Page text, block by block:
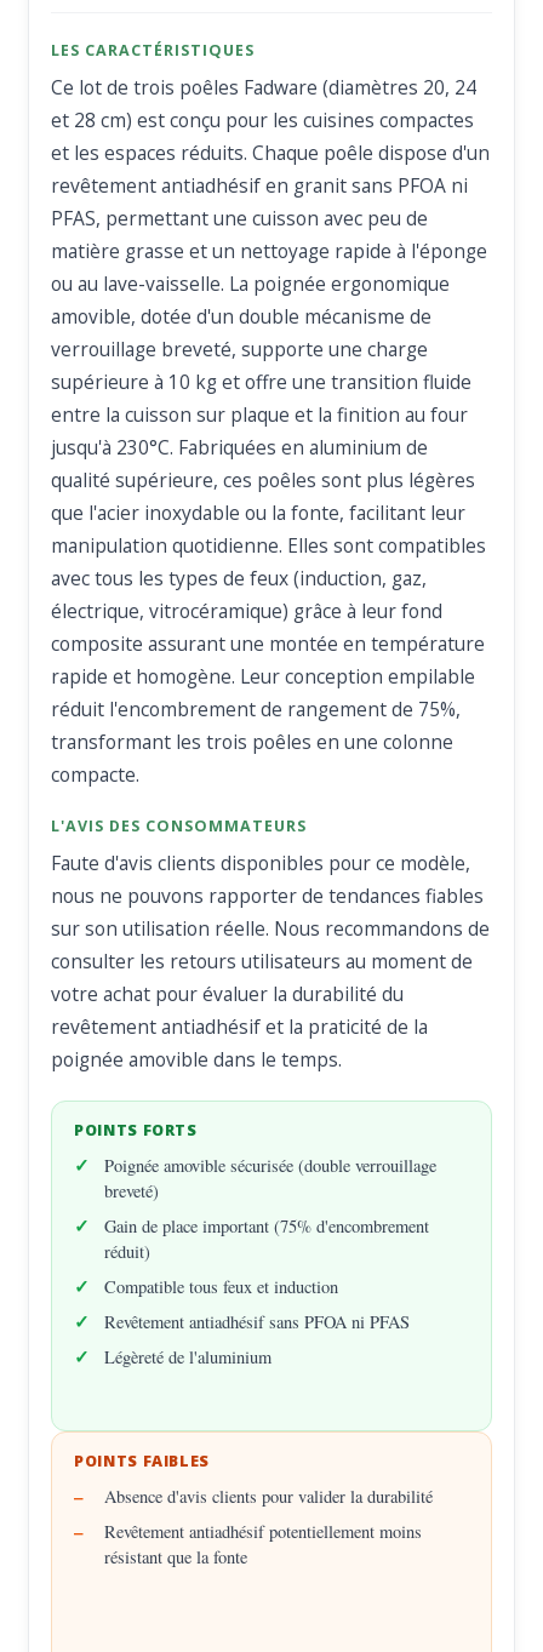
LES CARACTÉRISTIQUES
Ce lot de trois poêles Fadware (diamètres 20, 24
et 28 cm) est conçu pour les cuisines compactes
et les espaces réduits. Chaque poêle dispose d'un
revêtement antiadhésif en granit sans PFOA ni
PFAS, permettant une cuisson avec peu de
matière grasse et un nettoyage rapide à l'éponge
ou au lave-vaisselle. La poignée ergonomique
amovible, dotée d'un double mécanisme de
verrouillage breveté, supporte une charge
supérieure à 10 kg et offre une transition fluide
entre la cuisson sur plaque et la finition au four
jusqu'à 230°C. Fabriquées en aluminium de
qualité supérieure, ces poêles sont plus légères
que l'acier inoxydable ou la fonte, facilitant leur
manipulation quotidienne. Elles sont compatibles
avec tous les types de feux (induction, gaz,
électrique, vitrocéramique) grâce à leur fond
composite assurant une montée en température
rapide et homogène. Leur conception empilable
réduit l'encombrement de rangement de 75%,
transformant les trois poêles en une colonne
compacte.
L'AVIS DES CONSOMMATEURS
Faute d'avis clients disponibles pour ce modèle,
nous ne pouvons rapporter de tendances fiables
sur son utilisation réelle. Nous recommandons de
consulter les retours utilisateurs au moment de
votre achat pour évaluer la durabilité du
revêtement antiadhésif et la praticité de la
poignée amovible dans le temps.
POINTS FORTS
Poignée amovible sécurisée (double verrouillage
breveté)
Gain de place important (75% d'encombrement
réduit)
Compatible tous feux et induction
Revêtement antiadhésif sans PFOA ni PFAS
Légèreté de l'aluminium
POINTS FAIBLES
Absence d'avis clients pour valider la durabilité
Revêtement antiadhésif potentiellement moins
résistant que la fonte